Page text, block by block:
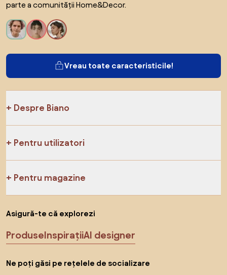
parte a comunității Home&Decor.
Vreau toate caracteristicile!
Despre Biano
Pentru utilizatori
Pentru magazine
Asigură-te că explorezi
ProduseInspirațiiAI designer
Ne poți găsi pe rețelele de socializare